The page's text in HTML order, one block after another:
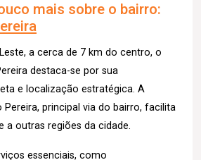
mais sobre o bairro:
a cerca de 7 km do centro, o
destaca-se por sua
e localização estratégica. A
Pereira, principal via do bairro, facilita
a outras regiões da cidade.
essenciais, como